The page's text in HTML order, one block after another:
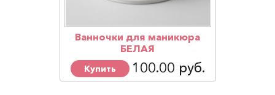
Ванночки для маникюра
БЕЛАЯ
Купить 100.00 руб.